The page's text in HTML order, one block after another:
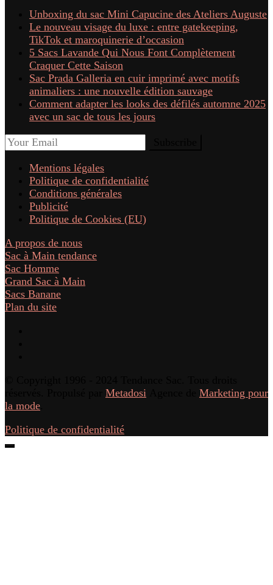
Unboxing du sac Mini Capucine des Ateliers Auguste
Le nouveau visage du luxe : entre gatekeeping,
TikTok et maroquinerie d’occasion
5 Sacs Lavande Qui Nous Font Complètement
Craquer Cette Saison
Sac Prada Galleria en cuir imprimé avec motifs
animaliers : une nouvelle édition sauvage
Comment adapter les looks des défilés automne 2025
avec un sac de tous les jours
Mentions légales
Politique de confidentialité
Conditions générales
Publicité
Politique de Cookies (EU)
A propos de nous
Sac à Main tendance
Sac Homme
Grand Sac à Main
Sacs Banane
Plan du site
Metadosi
Marketing pour
la mode
Politique de confidentialité